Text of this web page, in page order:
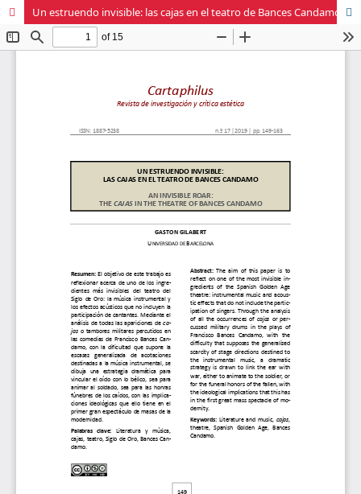
Un estruendo invisible: las cajas en el teatro de Bances Candamo